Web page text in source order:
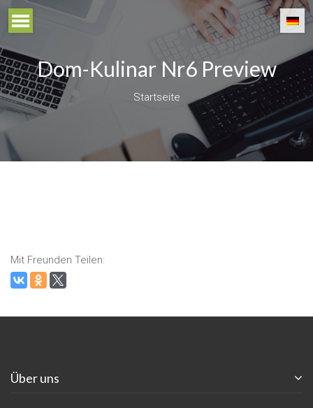
Dom-Kulinar Nr6 Preview
Startseite
Mit Freunden Teilen:
Über uns